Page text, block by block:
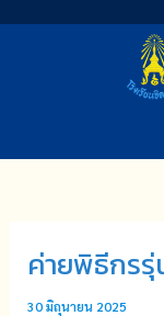
ค่ายพิธีกรรุ่
30 มิถุนายน 2025